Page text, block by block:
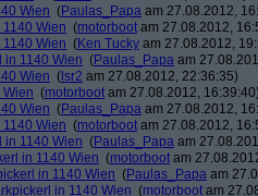
Wien (Paulas_Papa am 27.08.2012,
Wien (motorboot am 27.08.2012,
Wien (Ken Tucky am 27.08.2012,
in 1140 Wien (Paulas_Papa am
Wien ( lsr2 am 27.08.2012, 22:36:35)
Wien (motorboot am 27.08.2012,
Wien (Paulas_Papa am 27.08.2012,
Wien (motorboot am 27.08.2012,
in 1140 Wien (Paulas_Papa am
in 1140 Wien (motorboot am
in 1140 Wien (Paulas_Papa am
in 1140 Wien (motorboot am